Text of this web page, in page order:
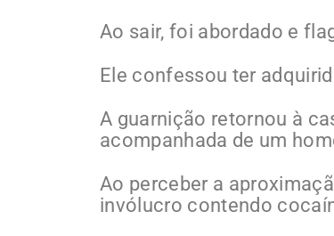
Ao sair, foi abordado e
Ele confessou ter
A guarnição retornou à
acompanhada de um
Ao perceber a
invólucro contendo